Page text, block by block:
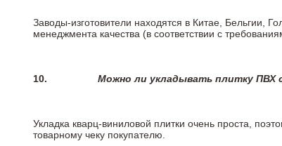
Заводы-изготовители находятся в Китае, Бельгии,
менеджмента качества (в соответствии с
10. Можно ли укладывать плитку ПВХ
Укладка кварц-виниловой плитки очень проста,
товарному чеку покупателю.